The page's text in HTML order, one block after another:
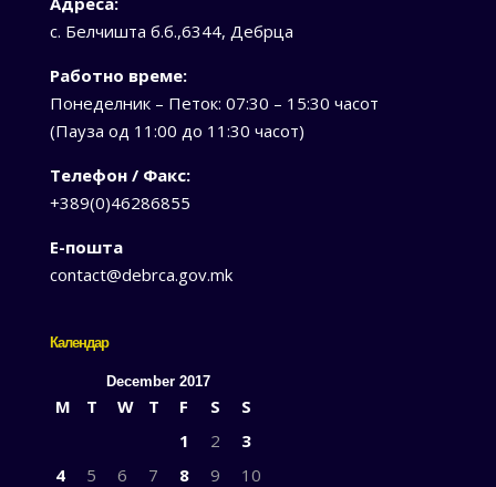
с. Белчишта б.б.,6344, Дебрца
Работно време:
Понеделник – Петок: 07:30 – 15:30 часот
(Пауза од 11:00 до 11:30 часот)
Телефон / Факс:
+389(0)46286855
Е-пошта
contact@debrca.gov.mk
Календар
December 2017
M T W T F S
S
1
2
3
4
5 6 7 8 9
10